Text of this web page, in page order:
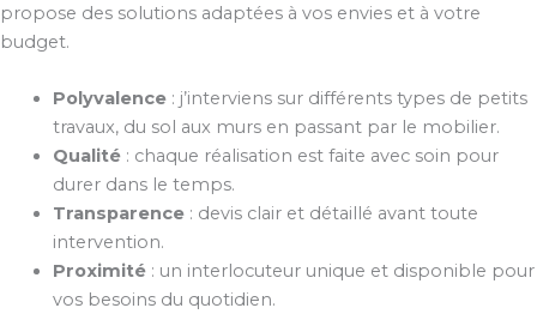
propose des solutions adaptées à vos envies et à votre
budget.
Polyvalence: j’interviens sur différents types de petits
travaux, du sol aux murs en passant par le mobilier.
Qualité: chaque réalisation est faite avec soin pour
durer dans le temps.
Transparence: devis clair et détaillé avant toute
intervention.
Proximité: un interlocuteur unique et disponible pour
vos besoins du quotidien.